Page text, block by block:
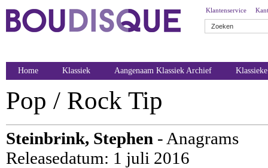
Klantenservice
Home Klassiek Aangenaam Klassiek Archief
Pop / Rock Tip
Steinbrink, Stephen - Anagrams
Releasedatum: 1 juli 2016